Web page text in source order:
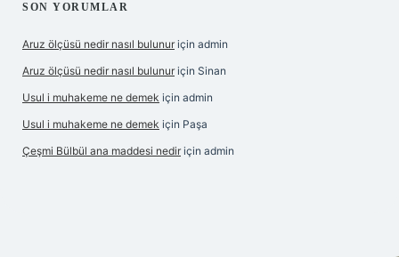
SON YORUMLAR
Aruz ölçüsü nedir nasıl bulunur için admin
Aruz ölçüsü nedir nasıl bulunur için Sinan
Usul i muhakeme ne demek için admin
Usul i muhakeme ne demek için Paşa
Çeşmi Bülbül ana maddesi nedir için admin